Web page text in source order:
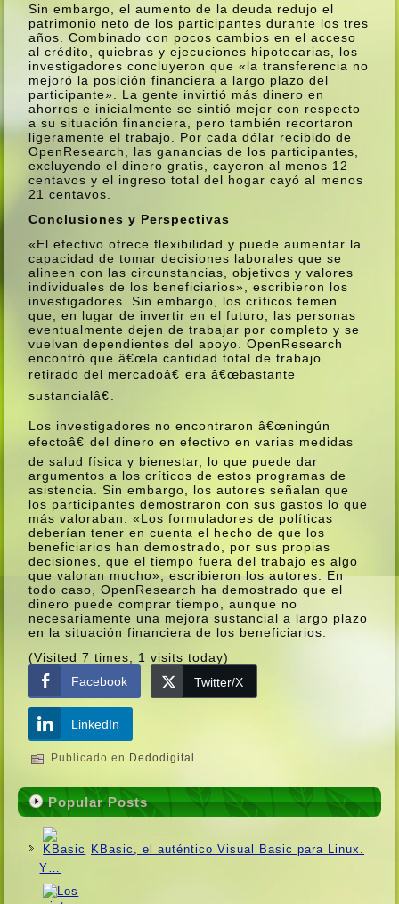
Sin embargo, el aumento de la deuda redujo el
patrimonio neto de los participantes durante los tres
años. Combinado con pocos cambios en el acceso
al crédito, quiebras y ejecuciones hipotecarias, los
investigadores concluyeron que «la transferencia no
mejoró la posición financiera a largo plazo del
participante». La gente invirtió más dinero en
ahorros e inicialmente se sintió mejor con respecto
a su situación financiera, pero también recortaron
ligeramente el trabajo. Por cada dólar recibido de
OpenResearch, las ganancias de los participantes,
excluyendo el dinero gratis, cayeron al menos 12
centavos y el ingreso total del hogar cayó al menos
21 centavos.
Conclusiones y Perspectivas
«El efectivo ofrece flexibilidad y puede aumentar la
capacidad de tomar decisiones laborales que se
alineen con las circunstancias, objetivos y valores
individuales de los beneficiarios», escribieron los
investigadores. Sin embargo, los crí­ticos temen
que, en lugar de invertir en el futuro, las personas
eventualmente dejen de trabajar por completo y se
vuelvan dependientes del apoyo. OpenResearch
encontró que â€œla cantidad total de trabajo
retirado del mercadoâ€ era â€œbastante
sustancialâ€.
Los investigadores no encontraron â€œningún
efectoâ€ del dinero en efectivo en varias medidas
de salud fí­sica y bienestar, lo que puede dar
argumentos a los crí­ticos de estos programas de
asistencia. Sin embargo, los autores señalan que
los participantes demostraron con sus gastos lo que
más valoraban. «Los formuladores de polí­ticas
deberí­an tener en cuenta el hecho de que los
beneficiarios han demostrado, por sus propias
decisiones, que el tiempo fuera del trabajo es algo
que valoran mucho», escribieron los autores. En
todo caso, OpenResearch ha demostrado que el
dinero puede comprar tiempo, aunque no
necesariamente una mejora sustancial a largo plazo
en la situación financiera de los beneficiarios.
(Visited 7 times, 1 visits today)
Facebook
Twitter/X
LinkedIn
Publicado en Dedodigital
Popular Posts
KBasic, el auténtico Visual Basic para Linux.
Y…